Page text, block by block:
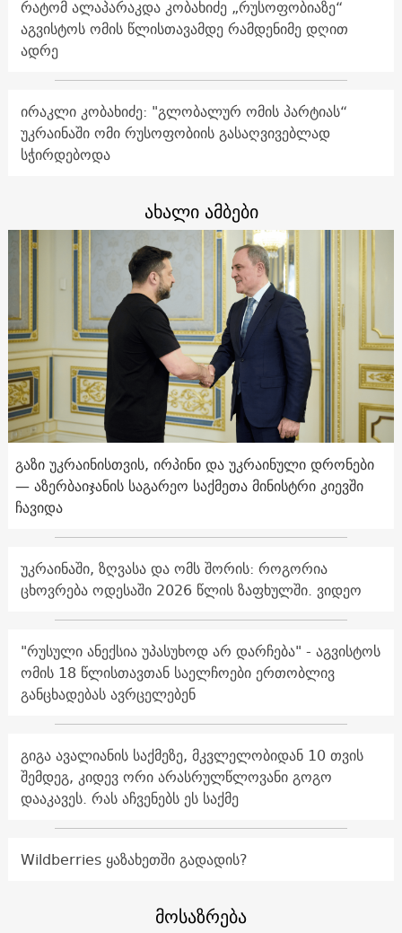
რატომ ალაპარაკდა კობახიძე „რუსოფობიაზე“
აგვისტოს ომის წლისთავამდე რამდენიმე დღით
ადრე
ირაკლი კობახიძე: "გლობალურ ომის პარტიას“
უკრაინაში ომი რუსოფობიის გასაღვივებლად
სჭირდებოდა
ახალი ამბები
გაზი უკრაინისთვის, ირპინი და უკრაინული დრონები
— აზერბაიჯანის საგარეო საქმეთა მინისტრი კიევში
ჩავიდა
უკრაინაში, ზღვასა და ომს შორის: როგორია
ცხოვრება ოდესაში 2026 წლის ზაფხულში. ვიდეო
"რუსული ანექსია უპასუხოდ არ დარჩება" - აგვისტოს
ომის 18 წლისთავთან საელჩოები ერთობლივ
განცხადებას ავრცელებენ
გიგა ავალიანის საქმეზე, მკვლელობიდან 10 თვის
შემდეგ, კიდევ ორი არასრულწლოვანი გოგო
დააკავეს. რას აჩვენებს ეს საქმე
Wildberries ყაზახეთში გადადის?
მოსაზრება